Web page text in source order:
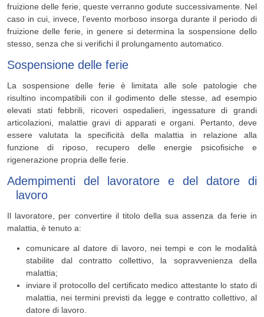
fruizione delle ferie, queste verranno godute successivamente. Nel
caso in cui, invece, l’evento morboso insorga durante il periodo di
fruizione delle ferie, in genere si determina la sospensione dello
stesso, senza che si verifichi il prolungamento automatico.
Sospensione delle ferie
La sospensione delle ferie è limitata alle sole patologie che
risultino incompatibili con il godimento delle stesse, ad esempio
elevati stati febbrili, ricoveri ospedalieri, ingessature di grandi
articolazioni, malattie gravi di apparati e organi. Pertanto, deve
essere valutata la specificità della malattia in relazione alla
funzione di riposo, recupero delle energie psicofisiche e
rigenerazione propria delle ferie.
Adempimenti del lavoratore e del datore di
lavoro
Il lavoratore, per convertire il titolo della sua assenza da ferie in
malattia, è tenuto a:
comunicare al datore di lavoro, nei tempi e con le modalità
stabilite dal contratto collettivo, la sopravvenienza della
malattia;
inviare il protocollo del certificato medico attestante lo stato di
malattia, nei termini previsti da legge e contratto collettivo, al
datore di lavoro.